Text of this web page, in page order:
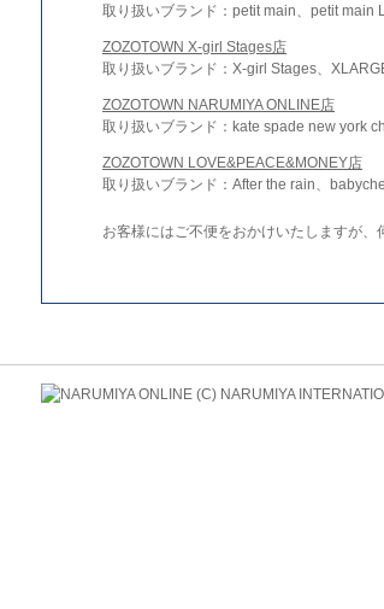
取り扱いブランド：petit main、petit main
ZOZOTOWN X-girl Stages店
取り扱いブランド：X-girl Stages、
ZOZOTOWN NARUMIYA ONLINE店
取り扱いブランド：kate spade new york
ZOZOTOWN LOVE&PEACE&MONEY店
取り扱いブランド：After the rain、
お客様にはご不便をおかけいたしますが、